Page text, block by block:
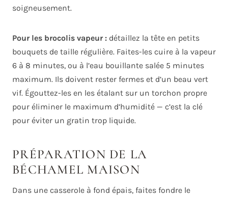
soigneusement.
Pour les brocolis vapeur : détaillez la tête en petits
bouquets de taille régulière. Faites-les cuire à la vapeur
6 à 8 minutes, ou à l’eau bouillante salée 5 minutes
maximum. Ils doivent rester fermes et d’un beau vert
vif. Égouttez-les en les étalant sur un torchon propre
pour éliminer le maximum d’humidité — c’est la clé
pour éviter un gratin trop liquide.
PRÉPARATION DE LA
BÉCHAMEL MAISON
Dans une casserole à fond épais, faites fondre le